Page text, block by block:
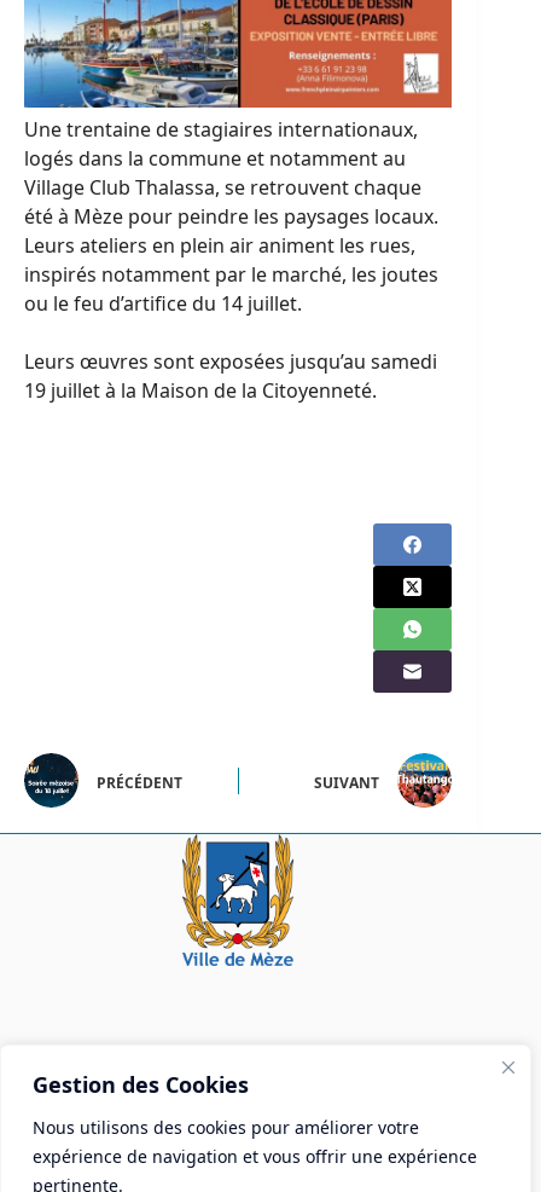
Gestion des Cookies
Nous utilisons des cookies pour améliorer votre
expérience de navigation et vous offrir une expérience
pertinente.
Une trentaine de stagiaires internationaux,
logés dans la commune et notamment au
Village Club Thalassa, se retrouvent chaque
été à Mèze pour peindre les paysages locaux.
Leurs ateliers en plein air animent les rues,
inspirés notamment par le marché, les joutes
ou le feu d’artifice du 14 juillet.
Leurs œuvres sont exposées jusqu’au samedi
19 juillet à la Maison de la Citoyenneté.
PRÉCÉDENT SUIVANT
Mairie de Mèze
Place Aristide Briand - BP 28 34140 Mèze
Tél :04 67 18 30 30
Mail :